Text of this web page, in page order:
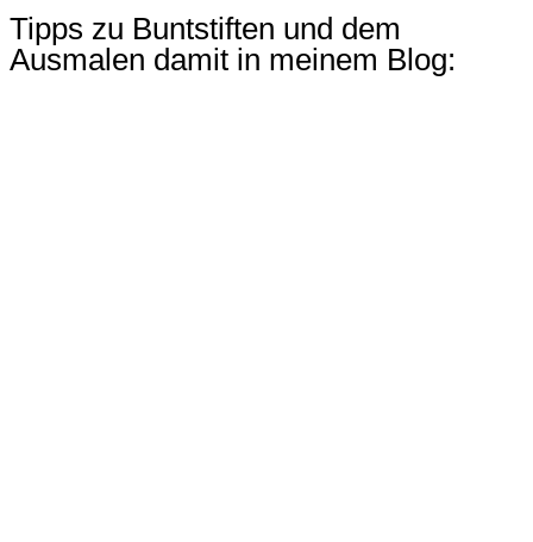
Tipps zu Buntstiften und dem
Ausmalen damit in meinem Blog: